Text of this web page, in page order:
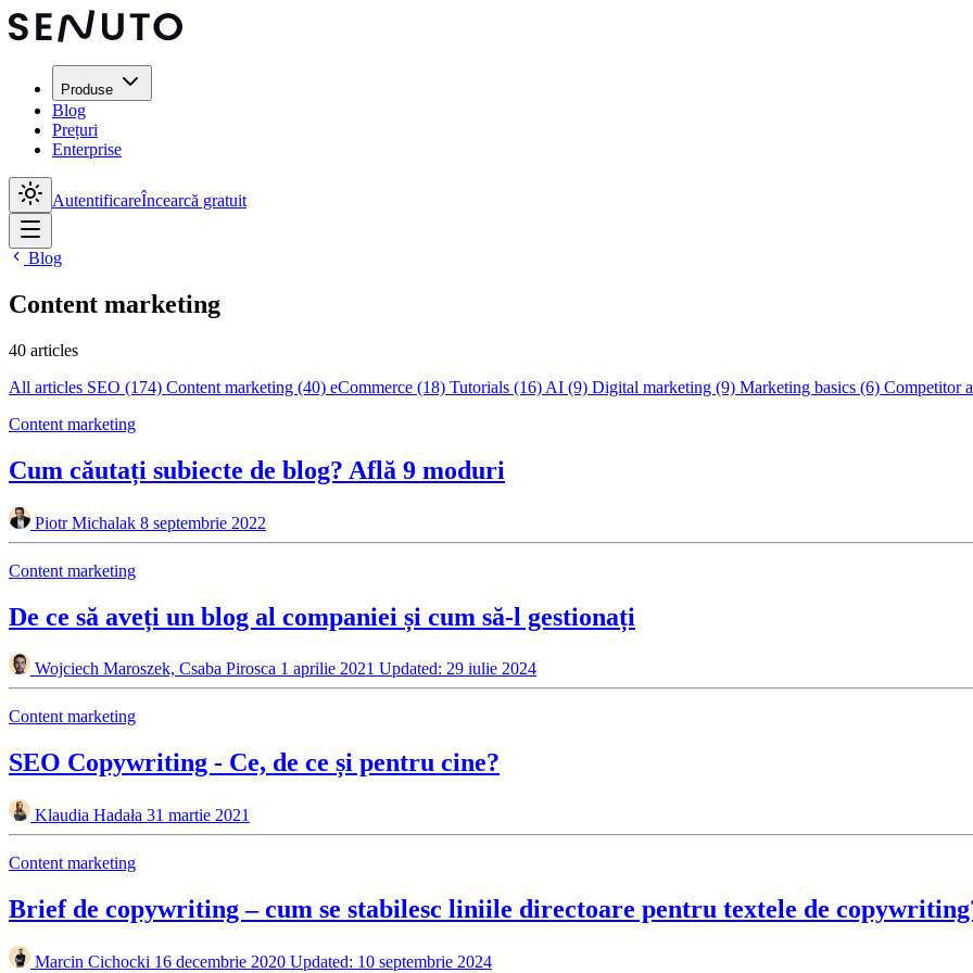
Produse
Blog
Prețuri
Enterprise
AutentificareÎncearcă gratuit
Blog
Content marketing
40 articles
All articles SEO (174) Content marketing (40) eCommerce (18) Tutorials (16) AI (9) Digital marketing (9) Marketing basics (6) Competitor
Content marketing
Cum căutați subiecte de blog? Află 9 moduri
Piotr Michalak 8 septembrie 2022
Content marketing
De ce să aveți un blog al companiei și cum să-l gestionați
Wojciech Maroszek, Csaba Pirosca 1 aprilie 2021 Updated: 29 iulie 2024
Content marketing
SEO Copywriting - Ce, de ce și pentru cine?
Klaudia Hadała 31 martie 2021
Content marketing
Brief de copywriting – cum se stabilesc liniile directoare pentru textele de
Marcin Cichocki 16 decembrie 2020 Updated: 10 septembrie 2024